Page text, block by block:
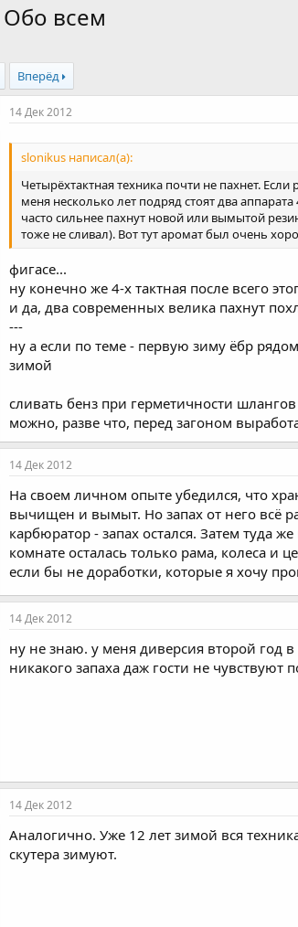
Обо всем
Вперёд
14 Дек 2012
slonikus написал(а):
Четырёхтактная техника почти не пахнет.
меня несколько лет подряд стоят два
часто сильнее пахнут новой или вымытой
тоже не сливал). Вот тут аромат был очень
фигасе...
ну конечно же 4-х тактная после всего
и да, два современных велика пахнут
---
ну а если по теме - первую зиму ёбр
зимой
сливать бенз при герметичности
можно, разве что, перед загоном
14 Дек 2012
На своем личном опыте убедился, что
вычищен и вымыт. Но запах от него всё
карбюратор - запах остался. Затем туда
комнате осталась только рама, колеса и
если бы не доработки, которые я хочу
14 Дек 2012
ну не знаю. у меня диверсия второй год
никакого запаха даж гости не чувствуют
14 Дек 2012
Аналогично. Уже 12 лет зимой вся
скутера зимуют.